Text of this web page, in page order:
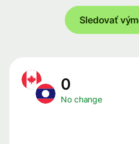
Sledovať
0
No change